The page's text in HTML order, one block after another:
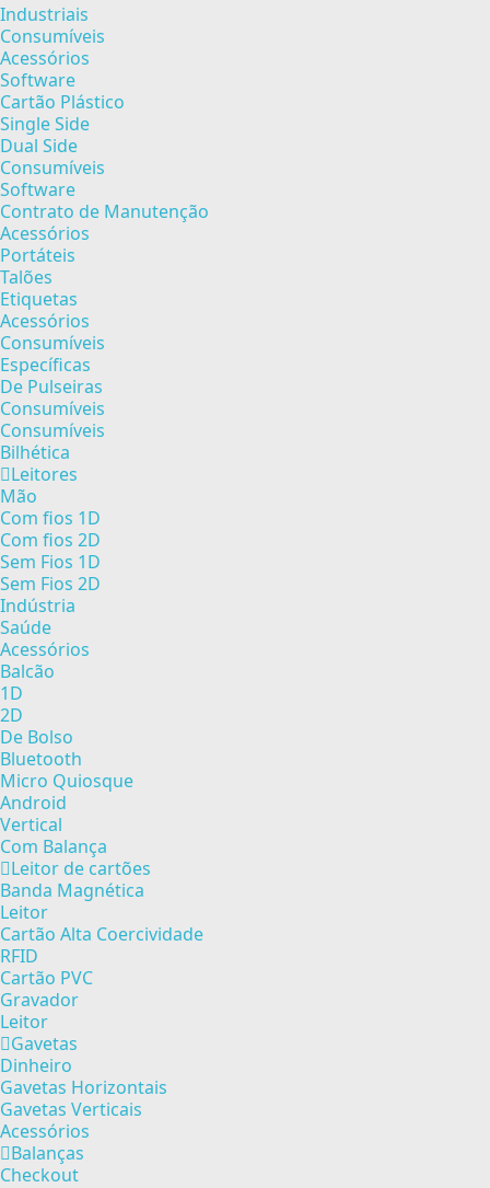
Industriais
Consumíveis
Acessórios
Software
Cartão Plástico
Single Side
Dual Side
Consumíveis
Software
Contrato de Manutenção
Acessórios
Portáteis
Talões
Etiquetas
Acessórios
Consumíveis
Específicas
De Pulseiras
Consumíveis
Consumíveis
Bilhética
Leitores
Mão
Com fios 1D
Com fios 2D
Sem Fios 1D
Sem Fios 2D
Indústria
Saúde
Acessórios
Balcão
1D
2D
De Bolso
Bluetooth
Micro Quiosque
Android
Vertical
Com Balança
Leitor de cartões
Banda Magnética
Leitor
Cartão Alta Coercividade
RFID
Cartão PVC
Gravador
Leitor
Gavetas
Dinheiro
Gavetas Horizontais
Gavetas Verticais
Acessórios
Balanças
Checkout